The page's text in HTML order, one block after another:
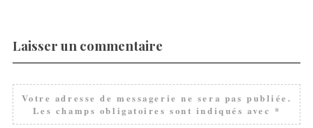
Laisser un commentaire
Votre adresse de messagerie ne sera pas publiée.
Les champs obligatoires sont indiqués avec *